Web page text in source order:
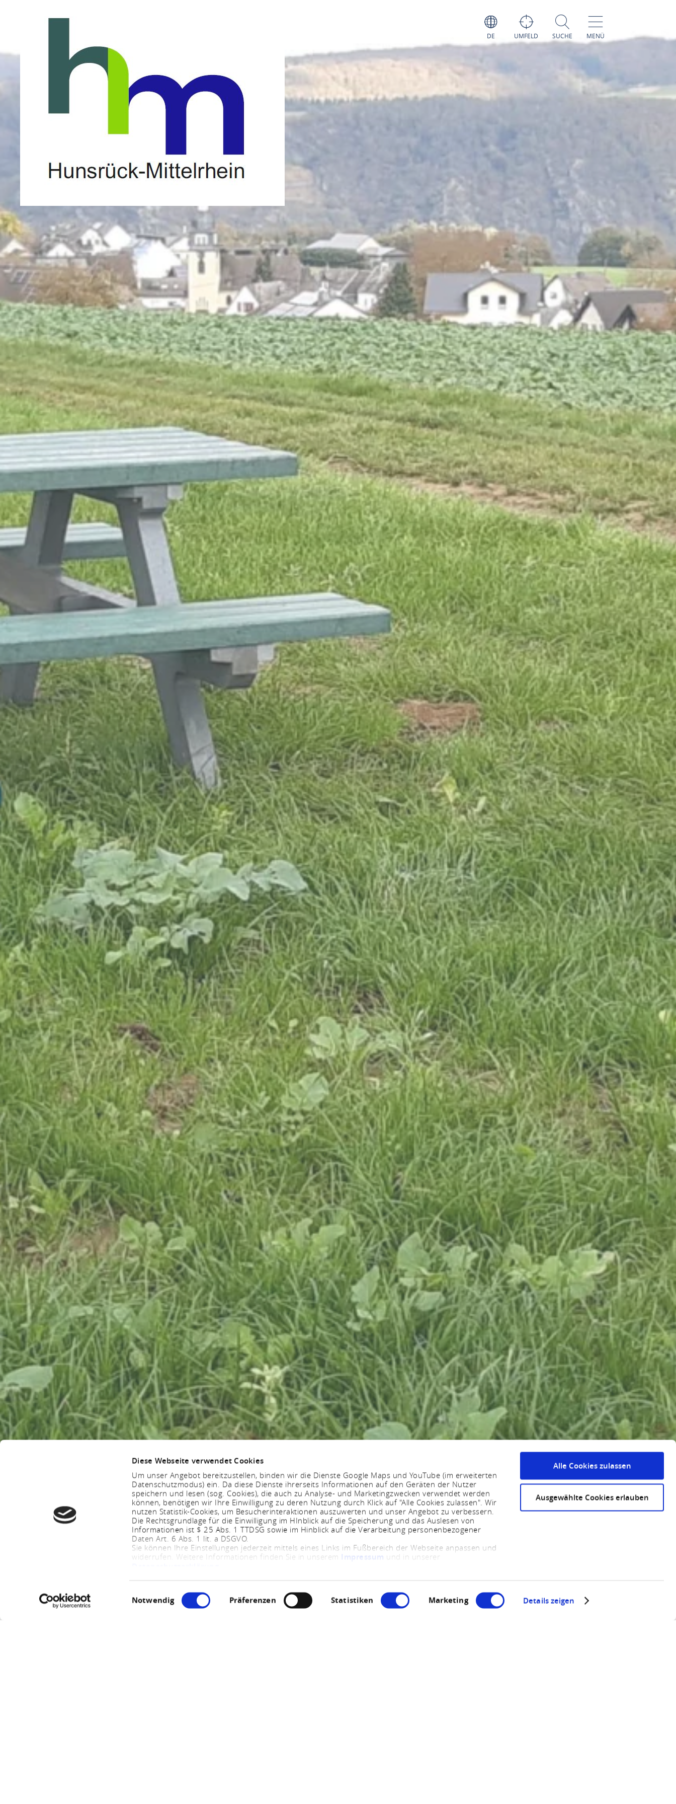
Diese Webseite verwendet Cookies
Um unser Angebot bereitzustellen, binden wir die Dienste Google Maps und YouTube (im erweiterten
Datenschutzmodus) ein. Da diese Dienste ihrerseits Informationen auf den Geräten der Nutzer
speichern und lesen (sog. Cookies), die auch zu Analyse- und Marketingzwecken verwendet werden
können, benötigen wir Ihre Einwilligung zu deren Nutzung durch Klick auf "Alle Cookies zulassen". Wir
nutzen Statistik-Cookies, um Besucherinteraktionen auszuwerten und unser Angebot zu verbessern.
Die Rechtsgrundlage für die Einwilligung im HInblick auf die Speicherung und das Auslesen von
Informationen ist $ 25 Abs. 1 TTDSG sowie im Hinblick auf die Verarbeitung personenbezogener
Daten Art. 6 Abs. 1 lit. a DSGVO.
Sie können Ihre Einstellungen jederzeit mittels eines Links im Fußbereich der Webseite anpassen und
widerrufen. Weitere Informationen finden Sie in unserem Impressum und in unserer
Einwilligungsauswahl
Notwendig Präferenzen Statistiken Marketing Details zeigen
Alle Cookies zulassen
Ausgewählte Cookies erlauben
DE UMFELD SUCHE MENÜ